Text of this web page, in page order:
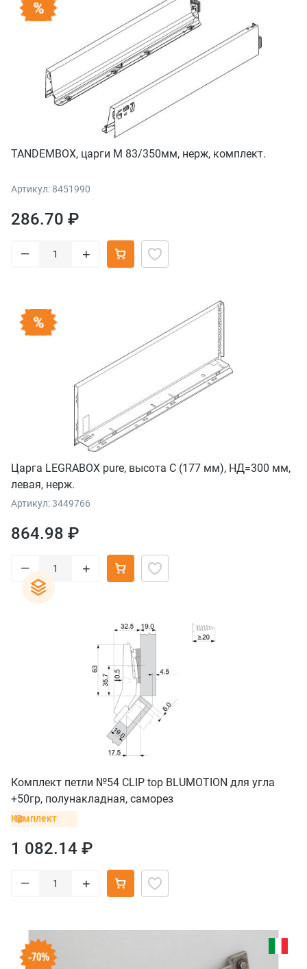
TANDEMBOX, царги М 83/350мм, нерж, комплект.
Артикул: 8451990
286.70 ₽
– +
Царга LEGRABOX pure, высота C (177 мм), НД=300 мм,
левая, нерж.
Артикул: 3449766
864.98 ₽
– +
Комплект петли №54 CLIP top BLUMOTION для угла
+50гр, полунакладная, саморез
Комплект
1 082.14 ₽
– +
-70%